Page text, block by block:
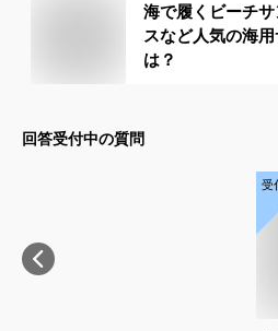
海で履くビーチ
スなど人気の海
は？
回答受付中の質問
受